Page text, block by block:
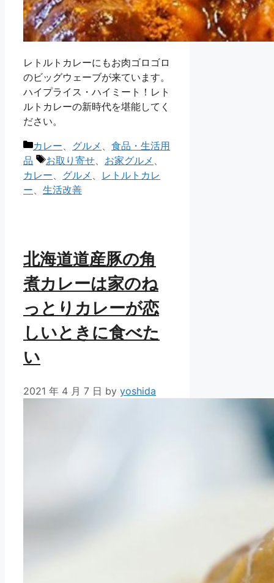
レトルトカレーにもお肉ゴロゴロ
のビッグウェーブが来ています。
ハイプライス・ハイミート！レト
ルトカレーの新時代を堪能してく
ださい。
カ
テ
ゴ
カレー グルメ
食品・生活用
品
タ
グ
お取り寄せ お家グルメ
カレー
グルメ
レトルトカレ
ー
生活改善
北海道道産豚の角
煮カレーは家のね
っとりカレーが恋
しいときに食べた
い
2021 年 4 月 7 日 by yoshida